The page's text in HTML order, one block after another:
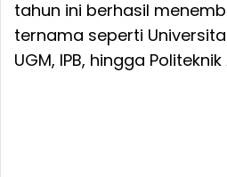
tahun ini berhasil
ternama seperti
UGM, IPB, hingga